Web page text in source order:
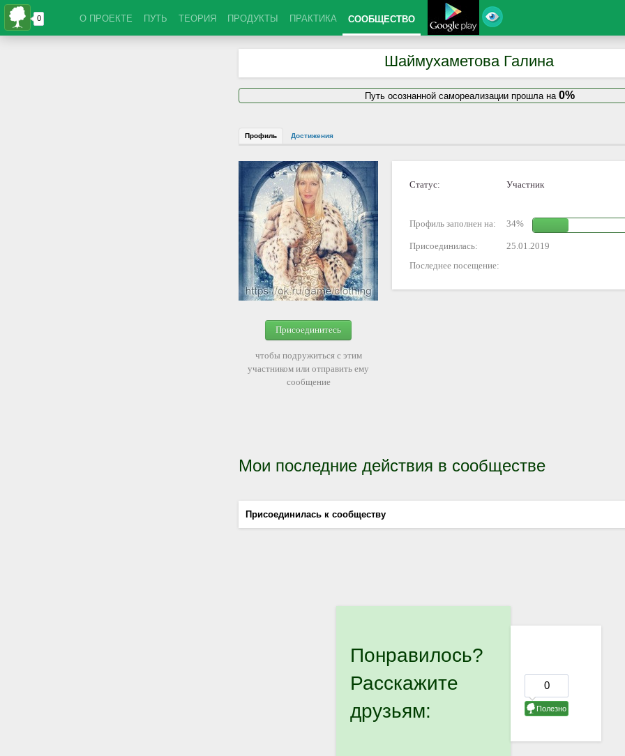
О ПРОЕКТЕ ПУТЬ ТЕОРИЯ ПРОДУКТЫ ПРАКТИКА СООБЩЕСТВО
Шаймухаметова Галина
Путь осознанной самореализации прошла на 0%
Профиль Достижения
Присоединитесь
чтобы подружиться с этим
участником или отправить ему
сообщение
Статус: Участник
Профиль заполнен на: 34%
Присоединилась:
25.01.2019
Последнее посещение:
Мои последние действия в сообществе
Присоединилась к сообществу
Понравилось?
Расскажите
друзьям: